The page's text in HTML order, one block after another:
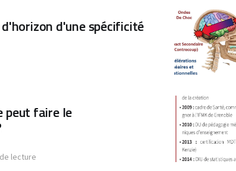
d'une spécificité
peut faire le
lecture